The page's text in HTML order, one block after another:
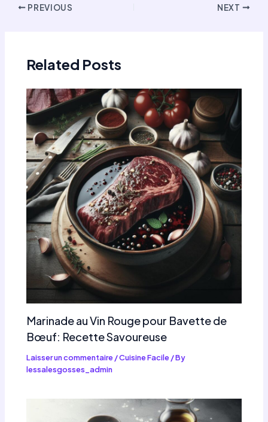
Post PREVIOUS NEXT
Related Posts
Marinade au Vin Rouge pour Bavette de
Bœuf: Recette Savoureuse
Laisser un commentaire/Cuisine Facile/ By
lessalesgosses_admin